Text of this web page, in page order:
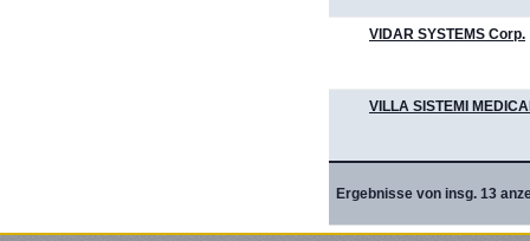
Ergebnisse von insg. 13
VIDAR SYSTEMS Corp.
VILLA SISTEMI